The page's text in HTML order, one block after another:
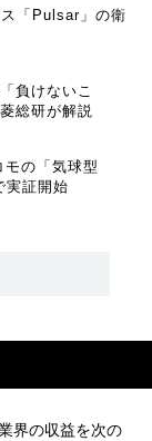
「Pulsar」の衛
負けないこ
総研が解説
の「気球型
実証開始
界の収益を次の